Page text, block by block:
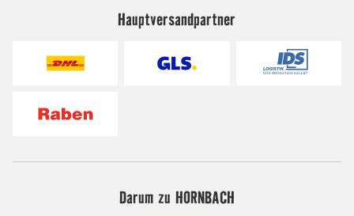
Hauptversandpartner
Darum zu HORNBACH